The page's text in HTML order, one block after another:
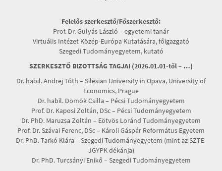
Felelős szerkesztő/Főszerkesztő:
Prof. Dr. Gulyás László – egyetemi tanár
Virtuális Intézet Közép-Európa Kutatására, főigazgató
Szegedi Tudományegyetem, kutató
SZERKESZTŐ BIZOTTSÁG TAGJAI (2026.01.01-től – …)
Dr. habil. Andrej Tóth – Silesian University in Opava, University of
Economics, Prague
Dr. habil. Dömök Csilla – Pécsi Tudományegyetem
Prof. Dr. Kaposi Zoltán, DSc – Pécsi Tudományegyetem
Dr. PhD. Maruzsa Zoltán – Eötvös Loránd Tudományegyetem
Prof. Dr. Szávai Ferenc, DSc – Károli Gáspár Református Egyetem
Dr. PhD. Tarkó Klára – Szegedi Tudományegyetem (mint az SZTE-
JGYPK dékánja)
Dr. PhD. Turcsányi Enikő – Szegedi Tudományegyetem